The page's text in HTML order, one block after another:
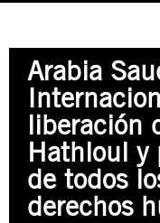
PREGUNTAS FRECUENTES
ÁREAS TEMÁTICAS
JUSTICIA INTERNACIONAL
EDUCACIÓN EN
PRENSA
SUSCRIBITE
PREGUNTAS FRECUENTES
Arabia
liberación
Hathloul y
de todos
derechos